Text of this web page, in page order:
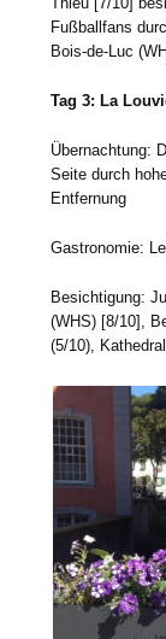
Fußballfans
Bois-de-Luc
Tag 3: La
Übernachtung:
Seite durch
Entfernung
Gastronomie:
Besichtigung:
(WHS) [8/10],
(5/10),